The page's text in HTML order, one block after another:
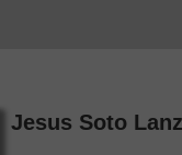
Jesus Soto